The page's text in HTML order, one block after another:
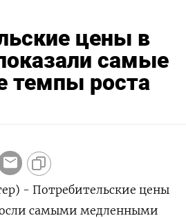
цены в
самые
темпы роста
- Потребительские цены
самыми медленными